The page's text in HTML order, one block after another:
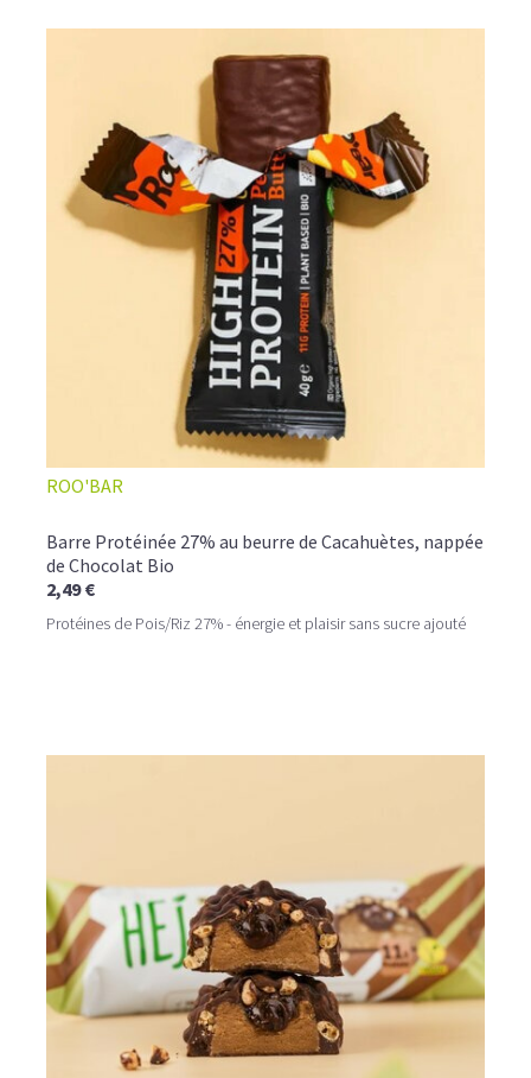
ROO'BAR
Barre Protéinée 27% au beurre de Cacahuètes, nappée
de Chocolat Bio
2,49 €
Protéines de Pois/Riz 27% - énergie et plaisir sans sucre ajouté